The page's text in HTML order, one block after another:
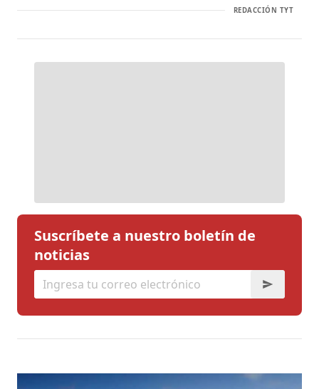
REDACCIÓN TYT
Suscríbete a nuestro boletín de
noticias